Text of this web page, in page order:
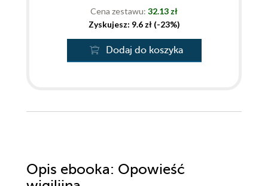
Cena zestawu: 32.13 zł
Zyskujesz: 9.6 zł (-23%)
Dodaj do koszyka
Opis ebooka: Opowieść